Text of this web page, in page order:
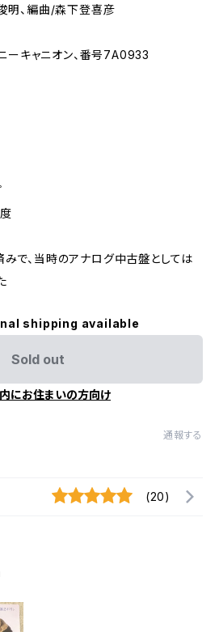
明、編曲/森下登喜彦
ーキャニオン、番号7A0933
で、当時のアナログ中古盤としては
shipping available
Sold out
にお住まいの方向け
通報する
(20)